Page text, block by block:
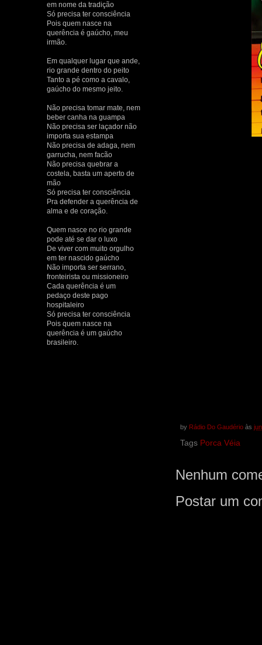
by Rádio Do Gaudério às
Tags Porca Véia
Nenhum
Postar um
em nome da tradição
Só precisa ter consciência
Pois quem nasce na
querência é gaúcho, meu
irmão.
Em qualquer lugar que ande,
rio grande dentro do peito
Tanto a pé como a cavalo,
gaúcho do mesmo jeito.
Não precisa tomar mate, nem
beber canha na guampa
Não precisa ser laçador não
importa sua estampa
Não precisa de adaga, nem
garrucha, nem facão
Não precisa quebrar a
costela, basta um aperto de
mão
Só precisa ter consciência
Pra defender a querência de
alma e de coração.
Quem nasce no rio grande
pode até se dar o luxo
De viver com muito orgulho
em ter nascido gaúcho
Não importa ser serrano,
fronteirista ou missioneiro
Cada querência é um
pedaço deste pago
hospitaleiro
Só precisa ter consciência
Pois quem nasce na
querência é um gaúcho
brasileiro.